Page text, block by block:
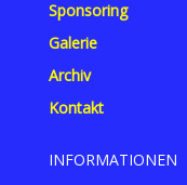
Sponsoring
Galerie
Archiv
Kontakt
INFORMATIONEN